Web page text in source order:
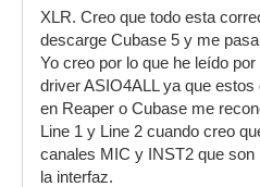
XLR. Creo que todo esta
descarge Cubase 5 y me
Yo creo por lo que he leído
driver ASIO4ALL ya que
en Reaper o Cubase me
Line 1 y Line 2 cuando creo
canales MIC y INST2 que son
la interfaz.